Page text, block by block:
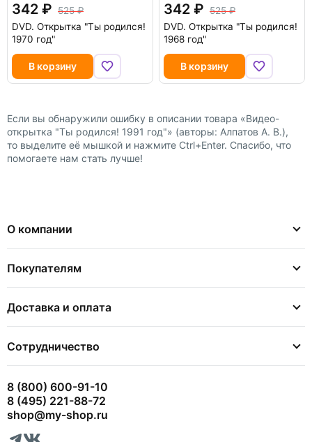
342
525
DVD. Открытка "Ты родился!
1970 год"
В корзину
342
525
DVD. Открытка "Ты родился!
1968 год"
В корзину
Если вы обнаружили ошибку в описании товара «Видео-
открытка "Ты родился! 1991 год"» (авторы: Алпатов А. В.),
то выделите её мышкой и нажмите Ctrl+Enter. Спасибо, что
помогаете нам стать лучше!
О компании
Покупателям
Доставка и оплата
Сотрудничество
8 (800) 600-91-10
8 (495) 221-88-72
shop@my-shop.ru